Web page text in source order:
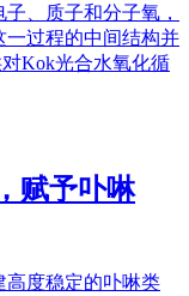
、质子和分子氧，
一过程的中间结构并
Kok光合水氧化循
赋予卟啉
高度稳定的卟啉类